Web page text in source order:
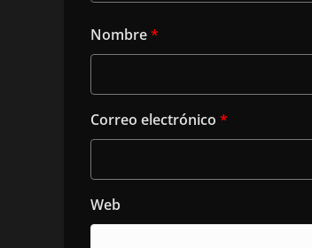
Nombre*
Correo electrónico *
Web